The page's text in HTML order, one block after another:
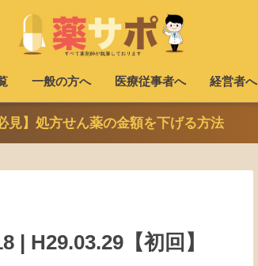
一般の方へ 医療従事者へ 経営者へ
見】処方せん薬の金額を下げる方法
| H29.03.29【初回】